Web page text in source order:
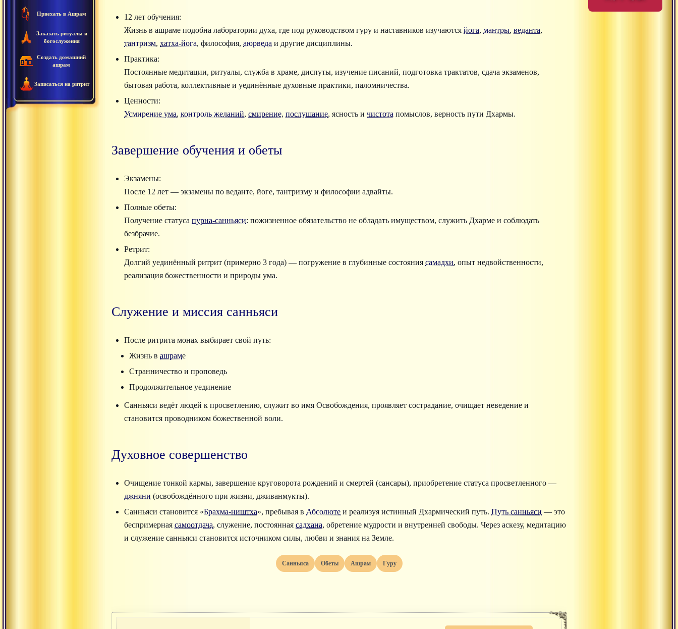
Приехать в Ашрам
Заказать ритуалы и
богослужения
Создать домашний
ашрам
Записаться на ритрит
12 лет обучения:
Жизнь в ашраме подобна лаборатории духа, где под руководством гуру и наставников изучаются йога, мантры, веданта,
тантризм, хатха-йога, философия, аюрведа и другие дисциплины.
Практика:
Постоянные медитации, ритуалы, служба в храме, диспуты, изучение писаний, подготовка трактатов, сдача экзаменов,
бытовая работа, коллективные и уединённые духовные практики, паломничества.
Ценности:
Усмирение ума, контроль желаний, смирение, послушание, ясность и чистота помыслов, верность пути Дхармы.
Завершение обучения и обеты
Экзамены:
После 12 лет — экзамены по веданте, йоге, тантризму и философии адвайты.
Полные обеты:
Получение статуса пурна-санньяси: пожизненное обязательство не обладать имуществом, служить Дхарме и соблюдать
безбрачие.
Ретрит:
Долгий уединённый ритрит (примерно 3 года) — погружение в глубинные состояния самадхи, опыт недвойственности,
реализация божественности и природы ума.
Служение и миссия санньяси
После ритрита монах выбирает свой путь:
Жизнь в ашраме
Странничество и проповедь
Продолжительное уединение
Санньяси ведёт людей к просветлению, служит во имя Освобождения, проявляет сострадание, очищает неведение и
становится проводником божественной воли.
Духовное совершенство
Очищение тонкой кармы, завершение круговорота рождений и смертей (сансары), приобретение статуса просветленного —
джняни (освобождённого при жизни, дживанмукты).
Санньяси становится «Брахма-ништха», пребывая в Абсолюте и реализуя истинный Дхармический путь. Путь санньяси — это
беспримерная самоотдача, служение, постоянная садхана, обретение мудрости и внутренней свободы. Через аскезу, медитацию
и служение санньяси становится источником силы, любви и знания на Земле.
Санньяса Обеты Ашрам Гуру